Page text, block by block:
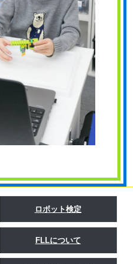
ロボット検定
FLLについて